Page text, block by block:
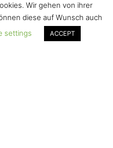
Proudly
powered
by
Wir gehen von ihrer
diese auf Wunsch auch
settings ACCEPT